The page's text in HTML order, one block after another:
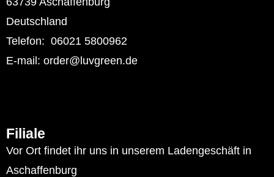
Deutschland
Telefon: 06021 5800962
E-mail: order@luvgreen.de
Filiale
Vor Ort findet ihr uns in unserem Ladengeschäft in
Aschaffenburg